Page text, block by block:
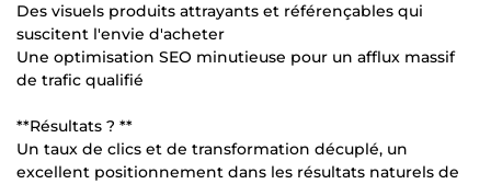
Des visuels produits attrayants et référençables qui
suscitent l'envie d'acheter
Une optimisation SEO minutieuse pour un afflux massif
de trafic qualifié
**Résultats ? **
Un taux de clics et de transformation décuplé, un
excellent positionnement dans les résultats naturels de